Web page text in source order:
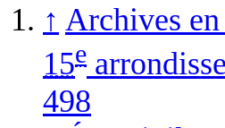
↑ Archives en
15e
498